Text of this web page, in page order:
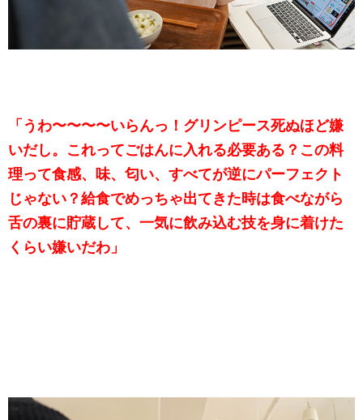
「うわ〜〜〜〜いらんっ！グリンピース死ぬほど嫌
いだし。これってごはんに入れる必要ある？この料
理って食感、味、匂い、すべてが逆にパーフェクト
じゃない？給食でめっちゃ出てきた時は食べながら
舌の裏に貯蔵して、一気に飲み込む技を身に着けた
くらい嫌いだわ」